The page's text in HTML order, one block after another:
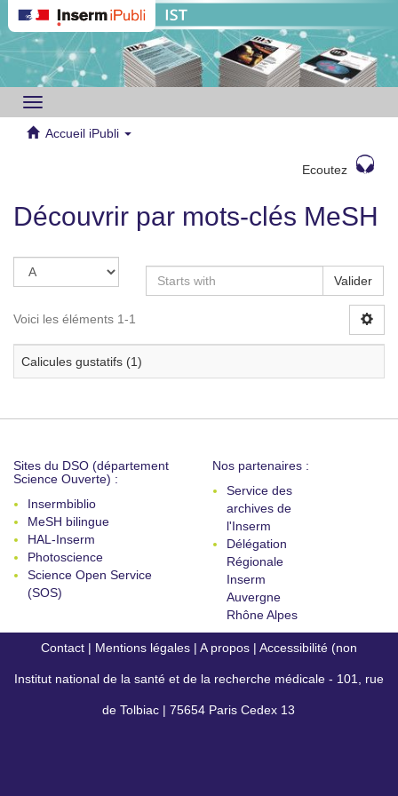
Toggle
navigation
Accueil iPubli
Ecoutez
Découvrir par mots-clés MeSH
Valider
Voici les éléments 1-1
Calicules gustatifs (1)
Sites du DSO (département
Science Ouverte) :
Insermbiblio
MeSH bilingue
HAL-Inserm
Photoscience
Science Open Service
(SOS)
Nos partenaires :
Service des
archives de
l'Inserm
Délégation
Régionale
Inserm
Auvergne
Rhône Alpes
Contact | Mentions légales | A propos | Accessibilité (non
conforme)
Institut national de la santé et de la recherche médicale - 101, rue
de Tolbiac | 75654 Paris Cedex 13